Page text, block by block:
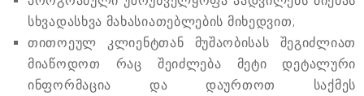
სხვადასხვა მახასიათებლების მიხედვით;
თითოეულ კლიენტთან მუშაობისას შეგიძლიათ
მიაწოდოთ რაც შეიძლება მეტი დეტალური
ინფორმაცია და დაურთოთ საქმეს